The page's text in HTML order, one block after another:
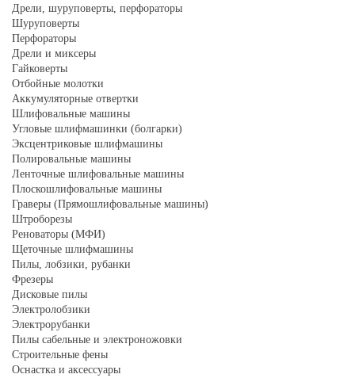
Дрели, шуруповерты, перфораторы
Шуруповерты
Перфораторы
Дрели и миксеры
Гайковерты
Отбойные молотки
Аккумуляторные отвертки
Шлифовальные машины
Угловые шлифмашинки (болгарки)
Эксцентриковые шлифмашины
Полировальные машины
Ленточные шлифовальные машины
Плоскошлифовальные машины
Граверы (Прямошлифовальные машины)
Штроборезы
Реноваторы (МФИ)
Щеточные шлифмашины
Пилы, лобзики, рубанки
Фрезеры
Дисковые пилы
Электролобзики
Электрорубанки
Пилы сабельные и электроножовки
Строительные фены
Оснастка и аксессуары